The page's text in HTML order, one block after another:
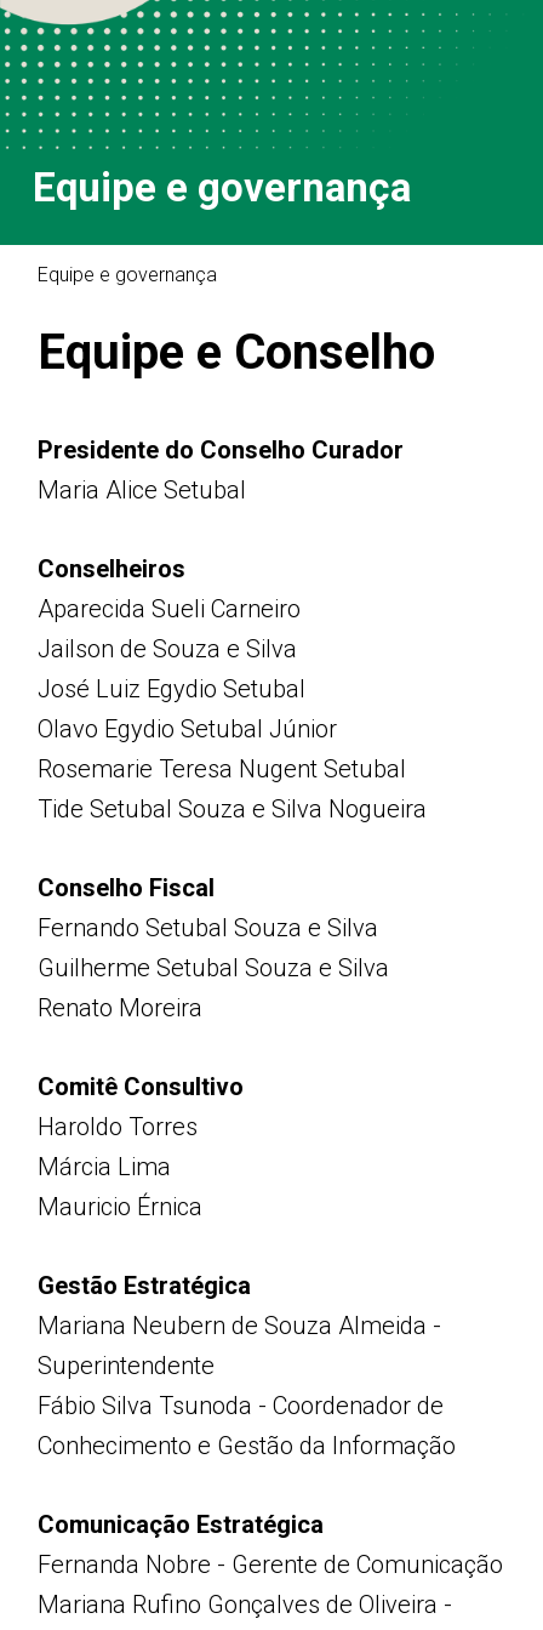
Equipe e governança
Equipe e governança
Equipe e Conselho
Presidente do Conselho Curador
Maria Alice Setubal
Conselheiros
Aparecida Sueli Carneiro
Jailson de Souza e Silva
José Luiz Egydio Setubal
Olavo Egydio Setubal Júnior
Rosemarie Teresa Nugent Setubal
Tide Setubal Souza e Silva Nogueira
Conselho Fiscal
Fernando Setubal Souza e Silva
Guilherme Setubal Souza e Silva
Renato Moreira
Comitê Consultivo
Haroldo Torres
Márcia Lima
Mauricio Érnica
Gestão Estratégica
Mariana Neubern de Souza Almeida -
Superintendente
Fábio Silva Tsunoda - Coordenador de
Conhecimento e Gestão da Informação
Comunicação Estratégica
Fernanda Nobre - Gerente de Comunicação
Mariana Rufino Gonçalves de Oliveira -